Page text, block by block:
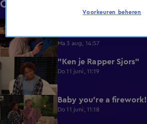
Clips
6:32
Ma 3 aug, 14:57
0:49 "Ken je Rapper Sjors"
Do 11 juni, 11:19
0:39 Baby you're a firework!
Do 11 juni, 11:18
Voorkeuren beheren